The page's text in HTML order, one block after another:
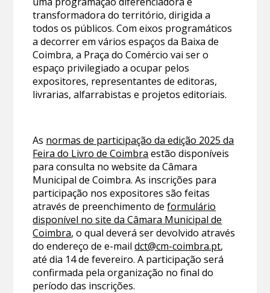
transformadora do território, dirigida a
todos os públicos. Com eixos programáticos
a decorrer em vários espaços da Baixa de
Coimbra, a Praça do Comércio vai ser o
espaço privilegiado a ocupar pelos
expositores, representantes de editoras,
livrarias, alfarrabistas e projetos editoriais.
As normas de participação da edição 2025 da
Feira do Livro de Coimbra estão disponíveis
para consulta no website da Câmara
Municipal de Coimbra. As inscrições para
participação nos expositores são feitas
através de preenchimento deformulário
disponível no site da Câmara Municipal de
Coimbra, o qual deverá ser devolvido através
do endereço de e-maildct@cm-coimbra.pt,
até dia 14 de fevereiro. A participação será
confirmada pela organização no final do
período das inscrições.